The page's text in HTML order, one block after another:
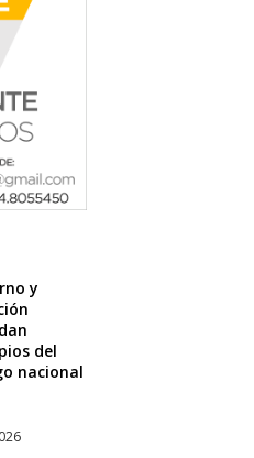
y
del
nacional